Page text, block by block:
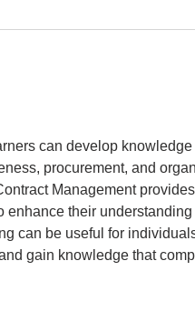
can develop knowledge
procurement, and
Management
enhance their understanding
can be useful for
gain knowledge that